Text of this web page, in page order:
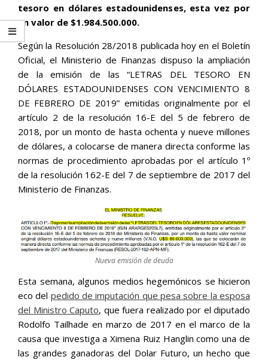
tesoro en dólares estadounidenses, esta vez por
un valor de $1.984.500.000.
Según la Resolución 28/2018 publicada hoy en el Boletín
Oficial, el Ministerio de Finanzas dispuso la ampliación
de la emisión de las “LETRAS DEL TESORO EN
DÓLARES ESTADOUNIDENSES CON VENCIMIENTO 8
DE FEBRERO DE 2019” emitidas originalmente por el
artículo 2 de la resolución 16-E del 5 de febrero de
2018, por un monto de hasta ochenta y nueve millones
de dólares, a colocarse de manera directa conforme las
normas de procedimiento aprobadas por el artículo 1º
de la resolución 162-E del 7 de septiembre de 2017 del
Ministerio de Finanzas.
Nueva emisión de deuda
Esta semana, algunos medios hegemónicos se hicieron
eco del pedido de imputación que pesa sobre la esposa
del Ministro Caputo, que fuera realizado por el diputado
Rodolfo Tailhade en marzo de 2017 en el marco de la
causa que investiga a Ximena Ruiz Hanglin como una de
las grandes ganadoras del Dolar Futuro, un hecho que